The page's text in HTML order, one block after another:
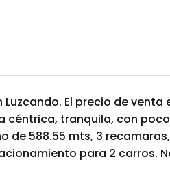
El precio de
céntrica, tranquila, con
de 588.55 mts, 3
para 2 carros.